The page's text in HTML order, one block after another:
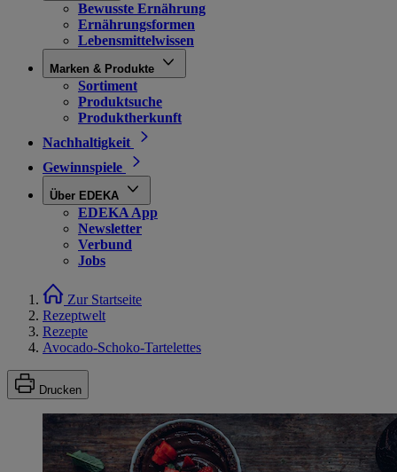
Bewusste Ernährung
Ernährungsformen
Lebensmittelwissen
Marken & Produkte
Sortiment
Produktsuche
Produktherkunft
Nachhaltigkeit
Gewinnspiele
Über EDEKA
EDEKA App
Newsletter
Verbund
Jobs
Zur Startseite
Rezeptwelt
Rezepte
Avocado-Schoko-Tartelettes
Drucken